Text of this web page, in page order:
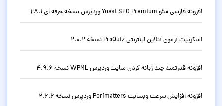
افزونه فارسی سئو Yoast SEO Premium وردپرس نسخه حرفه ای 28.1
اسکریپت آزمون آنلاین اینترنتی ProQuiz نسخه 2.0.2
افزونه قدرتمند چند زبانه کردن سایت وردپرس WPML نسخه 4.9.6
افزونه افزایش سرعت وبسایت Perfmatters وردپرس نسخه 2.6.6